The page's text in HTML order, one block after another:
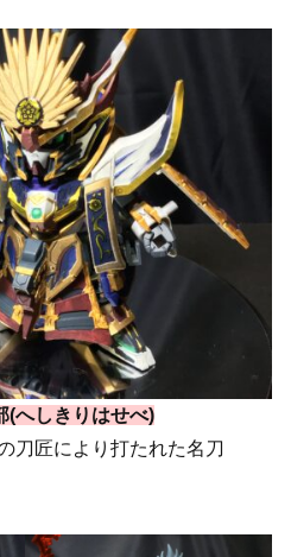
(へしきりはせべ)
刀匠により打たれた名刀